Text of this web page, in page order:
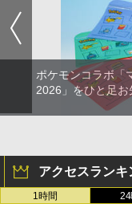
ポケモンコラボ「
2026」をひと足
アクセスランキ
1時間 24